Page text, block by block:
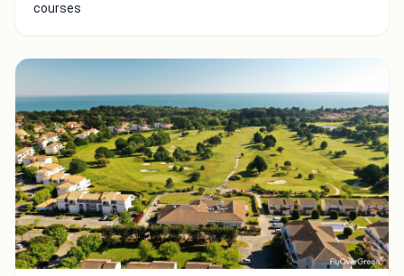
courses